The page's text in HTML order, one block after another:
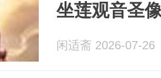
坐莲观音圣
闲适斋 2026-07-26